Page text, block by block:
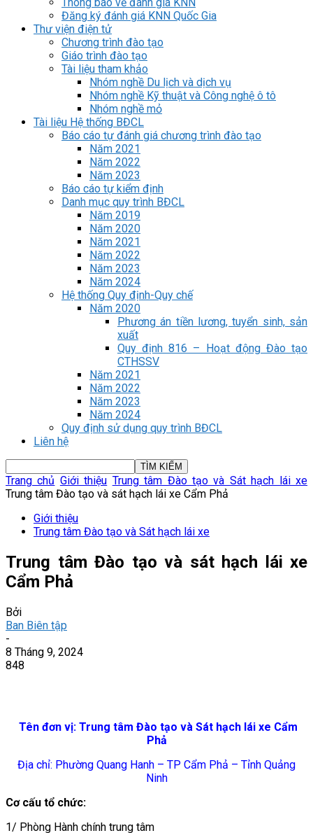
Đăng ký đánh giá KNN Quốc Gia
Thư viện điện tử
Chương trình đào tạo
Giáo trình đào tạo
Tài liệu tham khảo
Nhóm nghề Du lịch và dịch vụ
Nhóm nghề Kỹ thuật và Công nghệ ô tô
Nhóm nghề mỏ
Tài liệu Hệ thống BĐCL
Báo cáo tự đánh giá chương trình đào tạo
Năm 2021
Năm 2022
Năm 2023
Báo cáo tự kiểm định
Danh mục quy trình BĐCL
Năm 2019
Năm 2020
Năm 2021
Năm 2022
Năm 2023
Năm 2024
Hệ thống Quy định-Quy chế
Năm 2020
Phương án tiền lương, tuyển sinh, sản
xuất
Quy định 816 – Hoạt động Đào tạo
CTHSSV
Năm 2021
Năm 2022
Năm 2023
Năm 2024
Quy định sử dụng quy trình BĐCL
Liên hệ
Trang chủ Giới thiệu Trung tâm Đào tạo và Sát hạch lái xe
Trung tâm Đào tạo và sát hạch lái xe Cẩm Phả
Giới thiệu
Trung tâm Đào tạo và Sát hạch lái xe
Trung tâm Đào tạo và sát hạch lái xe
Cẩm Phả
Bởi
Ban Biên tập
-
8 Tháng 9, 2024
848
Tên đơn vị: Trung tâm Đào tạo và Sát hạch lái xe Cẩm
Phả
Địa chỉ: Phường Quang Hanh – TP Cẩm Phả – Tỉnh Quảng
Ninh
Cơ cấu tổ chức:
1/ Phòng Hành chính trung tâm